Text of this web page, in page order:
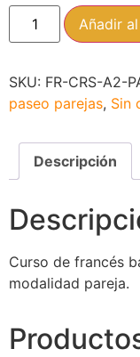
Añadir
SKU: FR-CRS-A2-
paseo parejas, Sin
Descripción
Curso de francés
modalidad pareja.